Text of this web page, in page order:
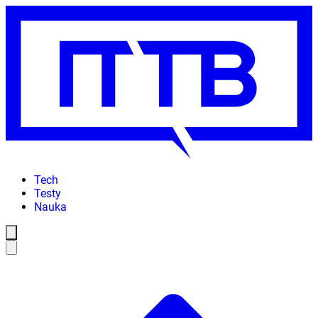
Tech
Testy
Nauka